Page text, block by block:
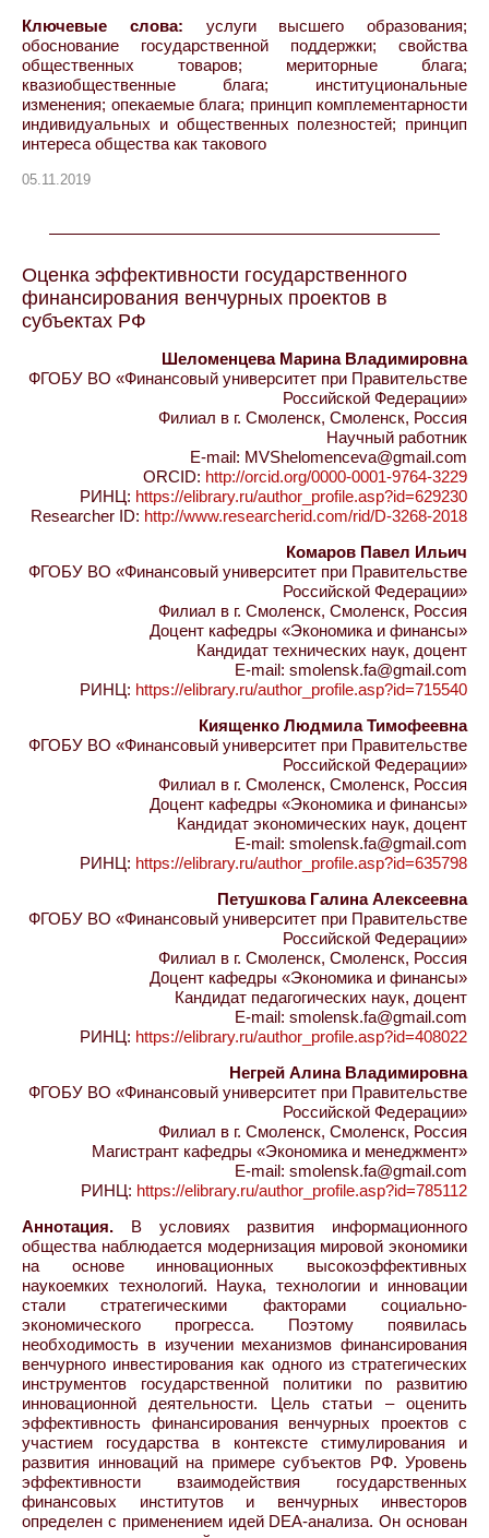
Ключевые слова: услуги высшего образования;
обоснование государственной поддержки; свойства
общественных товаров; мериторные блага;
квазиобщественные блага; институциональные
изменения; опекаемые блага; принцип комплементарности
индивидуальных и общественных полезностей; принцип
интереса общества как такового
05.11.2019
Оценка эффективности государственного
финансирования венчурных проектов в
субъектах РФ
Шеломенцева Марина Владимировна
ФГОБУ ВО «Финансовый университет при Правительстве
Российской Федерации»
Филиал в г. Смоленск, Смоленск, Россия
Научный работник
E-mail: MVShelomenceva@gmail.com
ORCID: http://orcid.org/0000-0001-9764-3229
РИНЦ: https://elibrary.ru/author_profile.asp?id=629230
Researcher ID: http://www.researcherid.com/rid/D-3268-2018
Комаров Павел Ильич
ФГОБУ ВО «Финансовый университет при Правительстве
Российской Федерации»
Филиал в г. Смоленск, Смоленск, Россия
Доцент кафедры «Экономика и финансы»
Кандидат технических наук, доцент
E-mail: smolensk.fa@gmail.com
РИНЦ: https://elibrary.ru/author_profile.asp?id=715540
Киященко Людмила Тимофеевна
ФГОБУ ВО «Финансовый университет при Правительстве
Российской Федерации»
Филиал в г. Смоленск, Смоленск, Россия
Доцент кафедры «Экономика и финансы»
Кандидат экономических наук, доцент
E-mail: smolensk.fa@gmail.com
РИНЦ: https://elibrary.ru/author_profile.asp?id=635798
Петушкова Галина Алексеевна
ФГОБУ ВО «Финансовый университет при Правительстве
Российской Федерации»
Филиал в г. Смоленск, Смоленск, Россия
Доцент кафедры «Экономика и финансы»
Кандидат педагогических наук, доцент
E-mail: smolensk.fa@gmail.com
РИНЦ: https://elibrary.ru/author_profile.asp?id=408022
Негрей Алина Владимировна
ФГОБУ ВО «Финансовый университет при Правительстве
Российской Федерации»
Филиал в г. Смоленск, Смоленск, Россия
Магистрант кафедры «Экономика и менеджмент»
E-mail: smolensk.fa@gmail.com
РИНЦ: https://elibrary.ru/author_profile.asp?id=785112
Аннотация. В условиях развития информационного
общества наблюдается модернизация мировой экономики
на основе инновационных высокоэффективных
наукоемких технологий. Наука, технологии и инновации
стали стратегическими факторами социально-
экономического прогресса. Поэтому появилась
необходимость в изучении механизмов финансирования
венчурного инвестирования как одного из стратегических
инструментов государственной политики по развитию
инновационной деятельности. Цель статьи – оценить
эффективность финансирования венчурных проектов с
участием государства в контексте стимулирования и
развития инноваций на примере субъектов РФ. Уровень
эффективности взаимодействия государственных
финансовых институтов и венчурных инвесторов
определен с применением идей DEA-анализа. Он основан